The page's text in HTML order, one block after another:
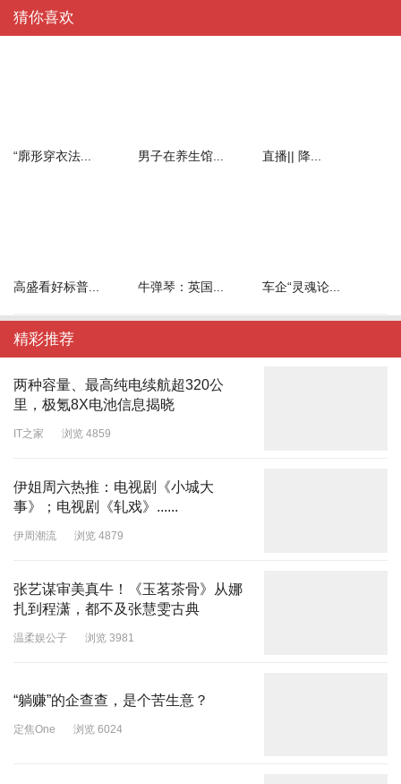
猜你喜欢
“廓形穿衣法... 男子在养生馆... 直播|| 降...
高盛看好标普... 牛弹琴：英国... 车企“灵魂论...
精彩推荐
两种容量、最高纯电续航超320公
里，极氪8X电池信息揭晓
IT之家 浏览 4859
伊姐周六热推：电视剧《小城大
事》；电视剧《轧戏》......
伊周潮流 浏览 4879
张艺谋审美真牛！《玉茗茶骨》从娜
扎到程潇，都不及张慧雯古典
温柔娱公子 浏览 3981
“躺赚”的企查查，是个苦生意？
定焦One 浏览 6024